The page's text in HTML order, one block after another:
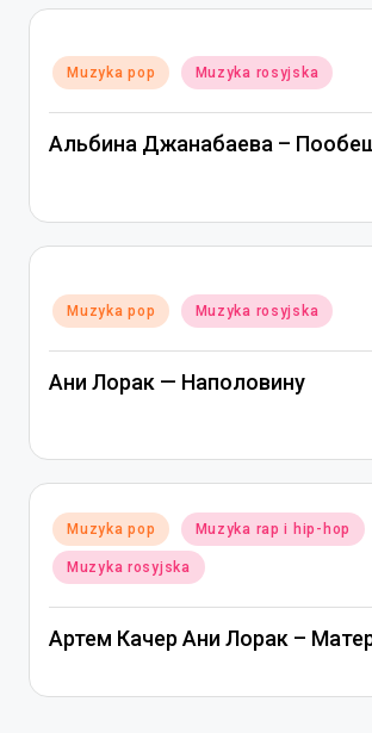
Posted
in
Muzyka pop Muzyka rosyjska
Альбина Джанабаева –
Posted
in
Muzyka pop Muzyka rosyjska
Ани Лорак — Наполовину
Posted
in
Muzyka pop Muzyka rap i hip-hop
Muzyka rosyjska
Артем Качер Ани Лорак –